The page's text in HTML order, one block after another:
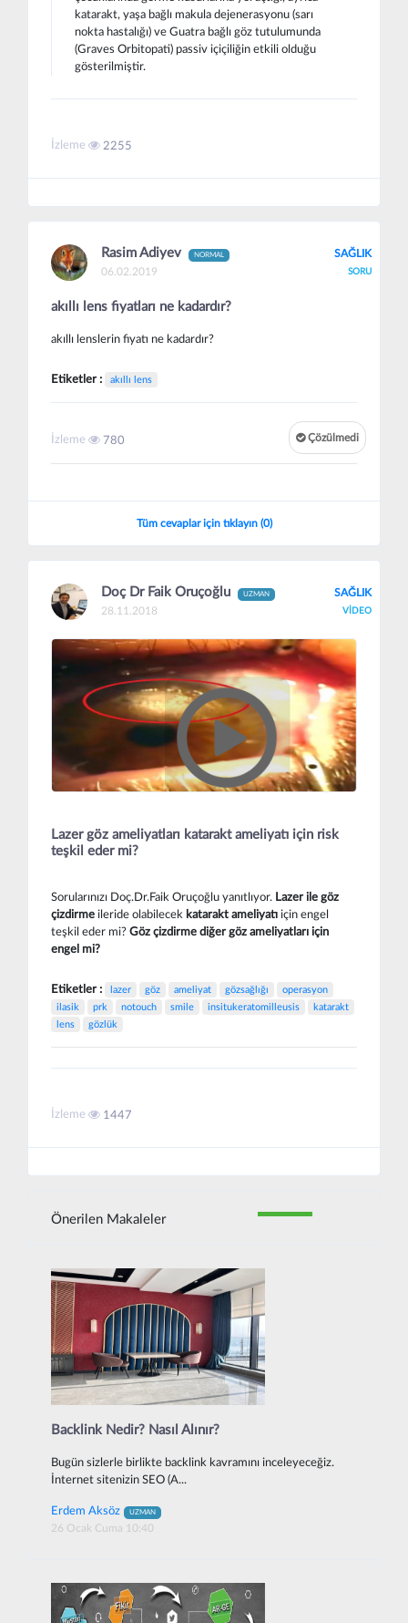
katarakt, yaşa bağlı makula dejenerasyonu (sarı
nokta hastalığı) ve Guatra bağlı göz tutulumunda
(Graves Orbitopati) passiv içiçiliğin etkili olduğu
gösterilmiştir.
İzleme 2255
Rasim Adiyev NORMAL
06.02.2019
SAĞLIK
SORU
akıllı lens fiyatları ne kadardır?
akıllı lenslerin fiyatı ne kadardır?
Etiketler : akıllı lens
Çözülmedi
İzleme 780
Tüm cevaplar için tıklayın (0)
Doç Dr Faik Oruçoğlu UZMAN
28.11.2018
SAĞLIK
VİDEO
Lazer göz ameliyatları katarakt ameliyatı için risk
teşkil eder mi?
Sorularınızı Doç.Dr.Faik Oruçoğlu yanıtlıyor. Lazer ile göz
çizdirme ileride olabilecek katarakt ameliyatı için engel
teşkil eder mi? Göz çizdirme diğer göz ameliyatları için
engel mi?
Etiketler : lazer göz ameliyat gözsağlığı
operasyon
ilasik
prk notouch smile insitukeratomilleusis
katarakt
lens
gözlük
İzleme 1447
Önerilen Makaleler
Backlink Nedir? Nasıl Alınır?
Bugün sizlerle birlikte backlink kavramını inceleyeceğiz.
İnternet sitenizin SEO (A...
Erdem Aksöz UZMAN
26 Ocak Cuma 10:40